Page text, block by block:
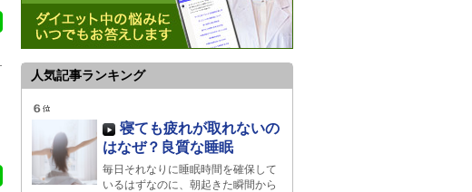
人気記事ランキング
寝ても疲れが取れないの
はなぜ？良質な睡眠
毎日それなりに睡眠時間を確保して
いるはずなのに、朝起きた瞬間から